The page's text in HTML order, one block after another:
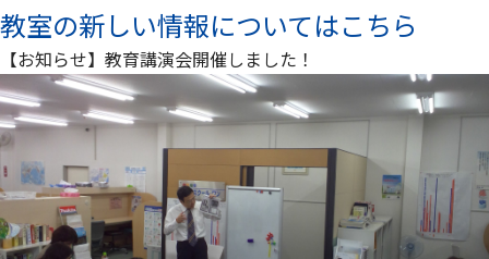
教室の新しい情報についてはこちら
【お知らせ】教育講演会開催しました！